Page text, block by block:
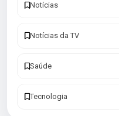
Notícias
Notícias da TV
Saúde
Tecnologia